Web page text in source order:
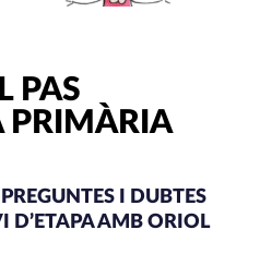
PAS
PRIMÀRIA
I DUBTES
D’ETAPA AMB ORIOL